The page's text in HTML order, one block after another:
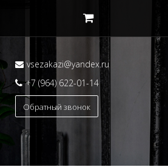
vsezakazi@yandex.ru
+7 (964) 622-01-14
Обратный звонок